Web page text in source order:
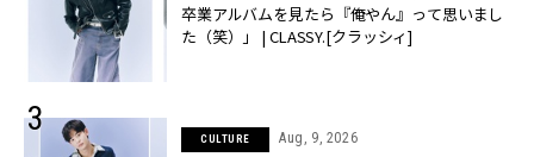
卒業アルバムを見たら『俺やん』って思いまし
た（笑）」 | CLASSY.[クラッシィ]
CULTURE Aug, 9, 2026